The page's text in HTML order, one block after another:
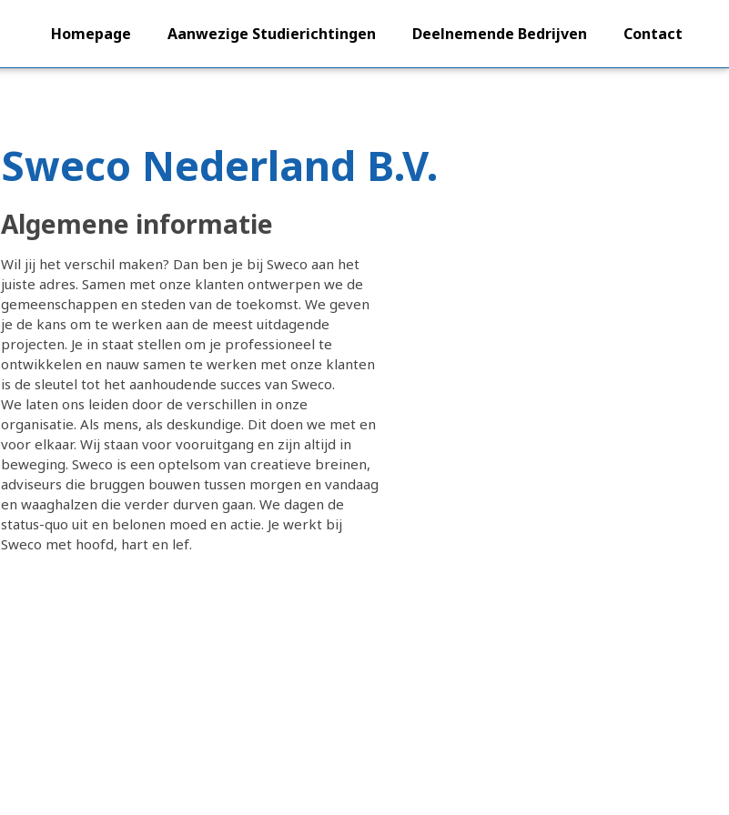
Homepage Aanwezige Studierichtingen Deelnemende Bedrijven Contact
Sweco Nederland B.V.
Algemene informatie
Wil jij het verschil maken? Dan ben je bij Sweco aan het
juiste adres. Samen met onze klanten ontwerpen we de
gemeenschappen en steden van de toekomst. We geven
je de kans om te werken aan de meest uitdagende
projecten. Je in staat stellen om je professioneel te
ontwikkelen en nauw samen te werken met onze klanten
is de sleutel tot het aanhoudende succes van Sweco.
We laten ons leiden door de verschillen in onze
organisatie. Als mens, als deskundige. Dit doen we met en
voor elkaar. Wij staan voor vooruitgang en zijn altijd in
beweging. Sweco is een optelsom van creatieve breinen,
adviseurs die bruggen bouwen tussen morgen en vandaag
en waaghalzen die verder durven gaan. We dagen de
status-quo uit en belonen moed en actie. Je werkt bij
Sweco met hoofd, hart en lef.